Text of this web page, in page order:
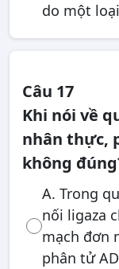
do một
Câu 17
Khi nói về
nhân thực,
không
A. Trong
nối ligaza
mạch đơn
phân tử